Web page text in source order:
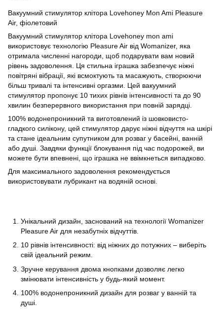
Вакуумний стимулятор клітора Lovehoney Mon Ami Pleasure
Air, фіолетовий
Вакуумний стимулятор клітора Lovehoney mon ami
використовує технологію Pleasure Air від Womanizer, яка
отримала численні нагороди, щоб подарувати вам новий
рівень задоволення. Ця стильна іграшка забезпечує ніжні
повітряні вібрації, які всмоктують та масажують, створюючи
більш тривалі та інтенсивні оргазми. Цей вакуумний
стимулятор пропонує 10 тихих рівнів інтенсивності та до 90
хвилин безперервного використання при повній зарядці.
100% водонепроникний та виготовлений із шовковисто-
гладкого силікону, цей стимулятор дарує ніжні відчуття на шкірі
та стане ідеальним супутником для розваг у басейні, ванній
або душі. Завдяки функції блокування під час подорожей, ви
можете бути впевнені, що іграшка не ввімкнеться випадково.
Для максимального задоволення рекомендується
використовувати лубрикант на водяній основі.
Унікальний дизайн, заснований на технології Womanizer
Pleasure Air для незабутніх відчуттів.
10 рівнів інтенсивності: від ніжних до потужних – виберіть
свій ідеальний режим.
Зручне керування двома кнопками дозволяє легко
змінювати інтенсивність у будь-який момент.
100% водонепроникний дизайн для розваг у ванній та
душі.